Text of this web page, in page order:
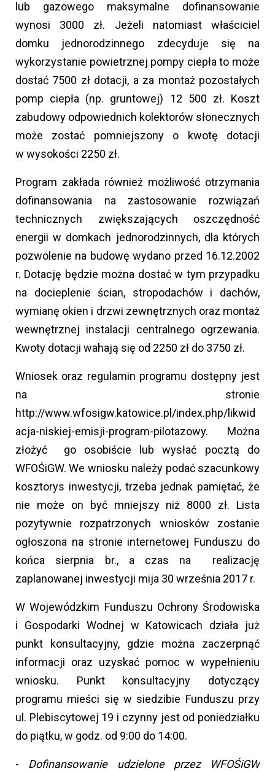
lub gazowego maksymalne dofinansowanie
wynosi 3000 zł. Jeżeli natomiast właściciel
domku jednorodzinnego zdecyduje się na
wykorzystanie powietrznej pompy ciepła to może
dostać 7500 zł dotacji, a za montaż pozostałych
pomp ciepła (np. gruntowej) 12 500 zł. Koszt
zabudowy odpowiednich kolektorów słonecznych
może zostać pomniejszony o kwotę dotacji
w wysokości 2250 zł.
Program zakłada również możliwość otrzymania
dofinansowania na zastosowanie rozwiązań
technicznych zwiększających oszczędność
energii w domkach jednorodzinnych, dla których
pozwolenie na budowę wydano przed 16.12.2002
r. Dotację będzie można dostać w tym przypadku
na docieplenie ścian, stropodachów i dachów,
wymianę okien i drzwi zewnętrznych oraz montaż
wewnętrznej instalacji centralnego ogrzewania.
Kwoty dotacji wahają się od 2250 zł do 3750 zł.
Wniosek oraz regulamin programu dostępny jest
na stronie
http://www.wfosigw.katowice.pl/index.php/likwid
acja-niskiej-emisji-program-pilotazowy. Można
złożyć go osobiście lub wysłać pocztą do
WFOŚiGW. We wniosku należy podać szacunkowy
kosztorys inwestycji, trzeba jednak pamiętać, że
nie może on być mniejszy niż 8000 zł. Lista
pozytywnie rozpatrzonych wniosków zostanie
ogłoszona na stronie internetowej Funduszu do
końca sierpnia br., a czas na realizację
zaplanowanej inwestycji mija 30 września 2017 r.
W Wojewódzkim Funduszu Ochrony Środowiska
i Gospodarki Wodnej w Katowicach działa już
punkt konsultacyjny, gdzie można zaczerpnąć
informacji oraz uzyskać pomoc w wypełnieniu
wniosku. Punkt konsultacyjny dotyczący
programu mieści się w siedzibie Funduszu przy
ul. Plebiscytowej 19 i czynny jest od poniedziałku
do piątku, w godz. od 9:00 do 14:00.
- Dofinansowanie udzielone przez WFOŚiGW